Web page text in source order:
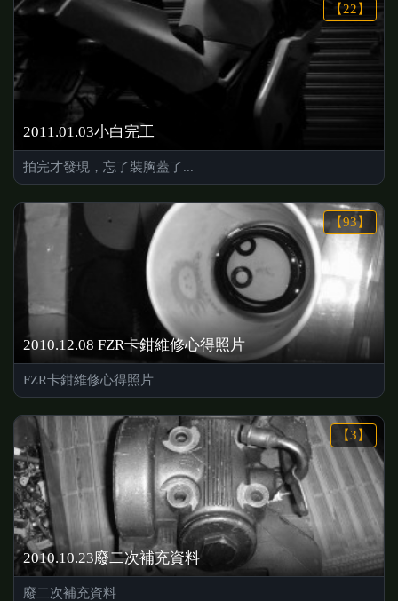
【22】
2011.01.03小白完工
拍完才發現，忘了裝胸蓋了...
【93】
2010.12.08 FZR卡鉗維修心得照片
FZR卡鉗維修心得照片
【3】
2010.10.23廢二次補充資料
廢二次補充資料